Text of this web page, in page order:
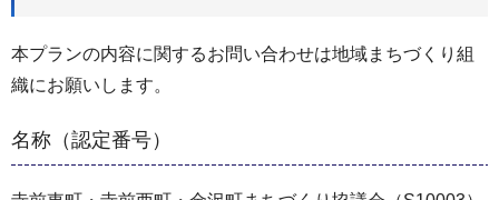
本プランの内容に関するお問い合わせは地域まちづくり組
織にお願いします。
名称（認定番号）